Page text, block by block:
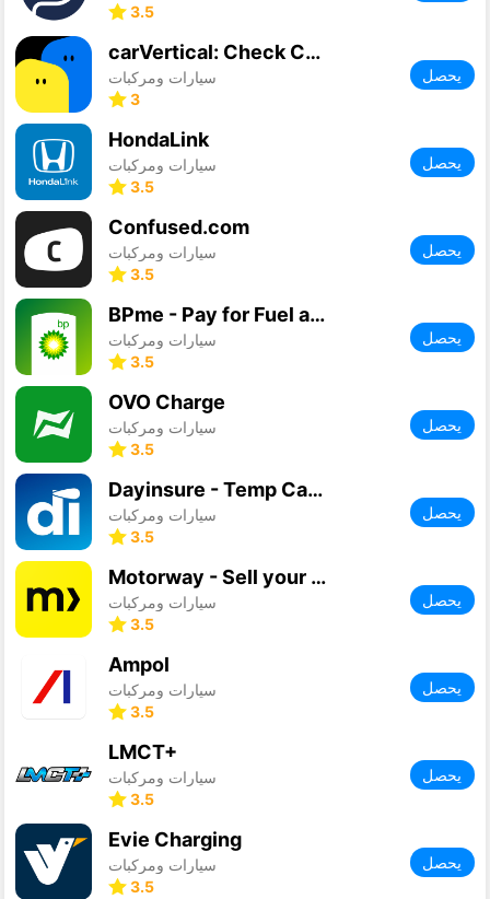
3.5
carVertical: Check Car History
سيارات ومركبات
3
يحصل
HondaLink
سيارات ومركبات
3.5
يحصل
Confused.com
سيارات ومركبات
3.5
يحصل
BPme - Pay for Fuel and more
سيارات ومركبات
3.5
يحصل
OVO Charge
سيارات ومركبات
3.5
يحصل
Dayinsure - Temp Car Insurance
سيارات ومركبات
3.5
يحصل
Motorway - Sell your car
سيارات ومركبات
3.5
يحصل
Ampol
سيارات ومركبات
3.5
يحصل
LMCT+
سيارات ومركبات
3.5
يحصل
Evie Charging
سيارات ومركبات
3.5
يحصل